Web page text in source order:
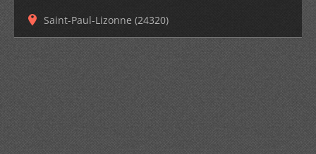
Saint-Paul-Lizonne (24320)